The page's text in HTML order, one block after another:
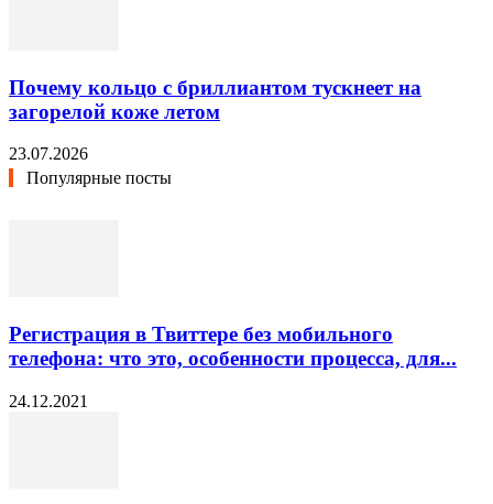
Почему кольцо с бриллиантом тускнеет на
загорелой коже летом
23.07.2026
Популярные посты
Регистрация в Твиттере без мобильного
телефона: что это, особенности процесса, для...
24.12.2021